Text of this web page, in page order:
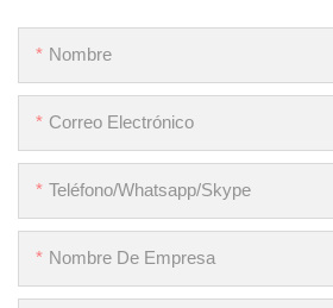
Nombre
Correo Electrónico
Teléfono/whatsapp/skype
Nombre De Empresa